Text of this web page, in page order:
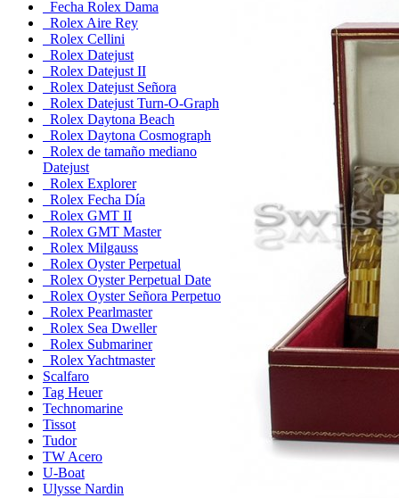
Fecha Rolex Dama
Rolex Aire Rey
Rolex Cellini
Rolex Datejust
Rolex Datejust II
Rolex Datejust Señora
Rolex Datejust Turn-O-Graph
Rolex Daytona Beach
Rolex Daytona Cosmograph
Rolex de tamaño mediano
Datejust
Rolex Explorer
Rolex Fecha Día
Rolex GMT II
Rolex GMT Master
Rolex Milgauss
Rolex Oyster Perpetual
Rolex Oyster Perpetual Date
Rolex Oyster Señora Perpetuo
Rolex Pearlmaster
Rolex Sea Dweller
Rolex Submariner
Rolex Yachtmaster
Scalfaro
Tag Heuer
Technomarine
Tissot
Tudor
TW Acero
U-Boat
Ulysse Nardin